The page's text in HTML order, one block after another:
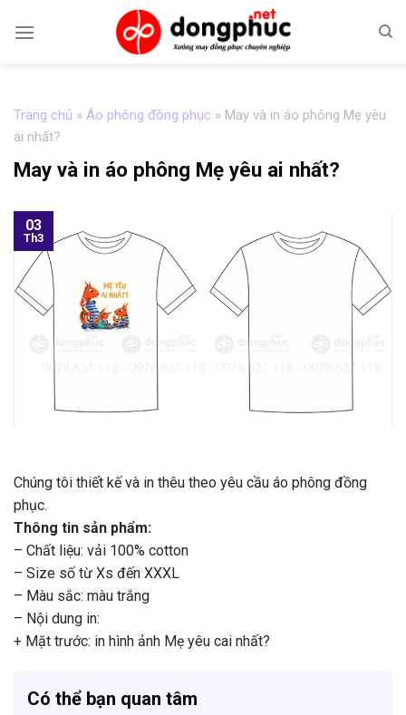
Trang chủ » Áo phông đồng phục » May và in áo phông Mẹ yêu
ai nhất?
May và in áo phông Mẹ yêu ai nhất?
03
Th3
Chúng tôi thiết kế và in thêu theo yêu cầu áo phông đồng
phục.
Thông tin sản phẩm:
– Chất liệu: vải 100% cotton
– Size số từ Xs đến XXXL
– Màu sắc: màu trắng
– Nội dung in:
+ Mặt trước: in hình ảnh Mẹ yêu cai nhất?
Có thể bạn quan tâm